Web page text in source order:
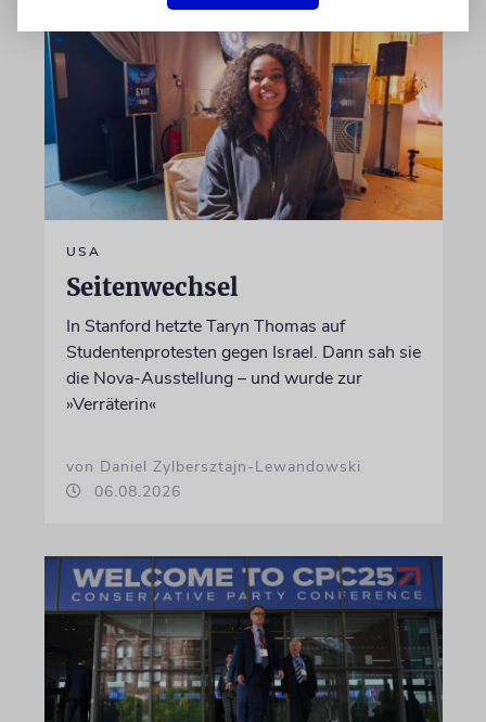
USA
Seitenwechsel
In Stanford hetzte Taryn Thomas auf
Studentenprotesten gegen Israel. Dann sah sie
die Nova-Ausstellung – und wurde zur
»Verräterin«
von Daniel Zylbersztajn-Lewandowski
06.08.2026